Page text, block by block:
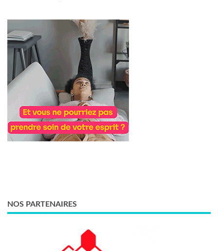
NOS PARTENAIRES